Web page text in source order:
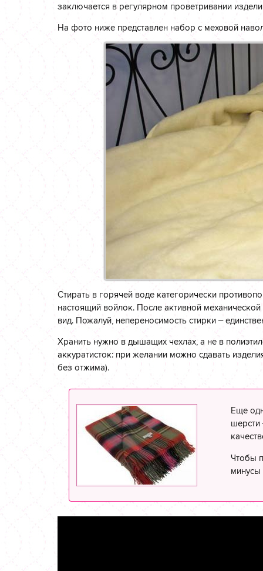
заключается в регулярном проветривании
На фото ниже представлен набор с меховой
Стирать в горячей воде категорически
настоящий войлок. После активной
вид. Пожалуй, непереносимость стирки –
Хранить нужно в дышащих чехлах, а не в
аккуратисток: при желании можно сдавать
без отжима).
Еще
Чтобы